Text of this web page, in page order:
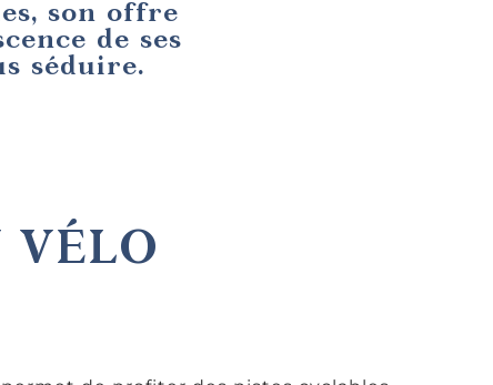
son offre
de ses
séduire.
VÉLO